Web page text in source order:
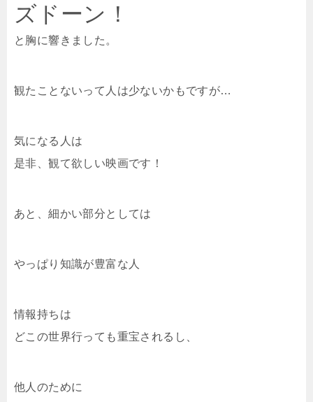
ズドーン！
と胸に響きました。
観たことないって人は少ないかもですが…
気になる人は
是非、観て欲しい映画です！
あと、細かい部分としては
やっぱり知識が豊富な人
情報持ちは
どこの世界行っても重宝されるし、
他人のために